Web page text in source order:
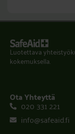
Luotettava
kokemuksella.
Ota Yhteyttä
020 331 221
info@safeaid.fi